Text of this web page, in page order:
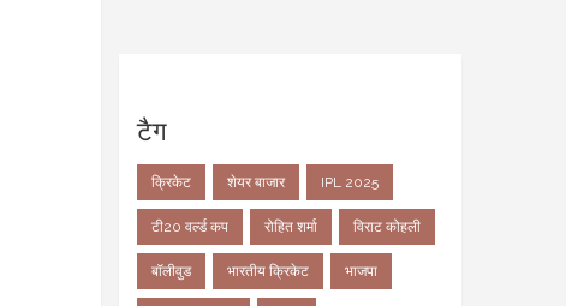
टैग
क्रिकेट शेयर बाजार IPL 2025
टी20 वर्ल्ड कप रोहित शर्मा विराट कोहली
बॉलीवुड भारतीय क्रिकेट भाजपा